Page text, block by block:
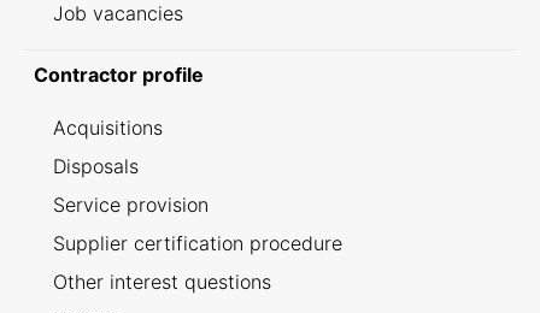
Job vacancies
Contractor profile
Acquisitions
Disposals
Service provision
Supplier certification procedure
Other interest questions